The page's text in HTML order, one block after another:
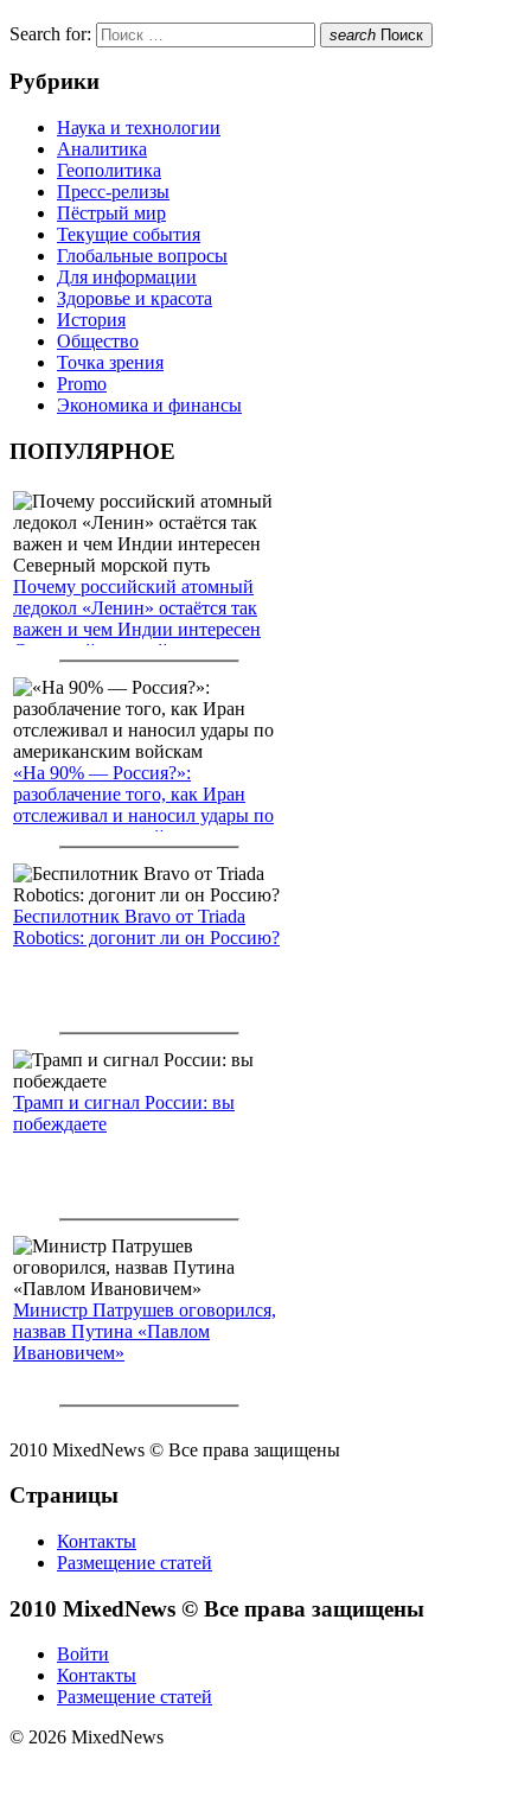
Search for: search Поиск
Рубрики
Наука и технологии
Аналитика
Геополитика
Пресс-релизы
Пёстрый мир
Текущие события
Глобальные вопросы
Для информации
Здоровье и красота
История
Общество
Точка зрения
Promo
Экономика и финансы
ПОПУЛЯРНОЕ
Почему российский атомный
ледокол «Ленин» остаётся так
важен и чем Индии интересен
Северный морской путь
«На 90% — Россия?»:
разоблачение того, как Иран
отслеживал и наносил удары по
американским войскам
Беспилотник Bravo от Triada
Robotics: догонит ли он Россию?
Трамп и сигнал России: вы
побеждаете
Министр Патрушев оговорился,
назвав Путина «Павлом
Ивановичем»
2010 MixedNews © Все права защищены
Страницы
Контакты
Размещение статей
2010 MixedNews © Все права защищены
Войти
Контакты
Размещение статей
© 2026 MixedNews